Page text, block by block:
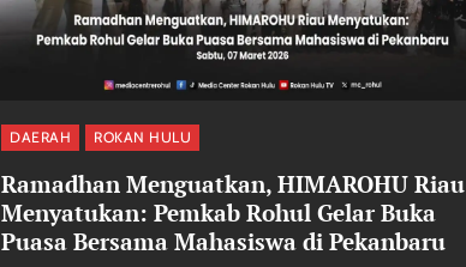
DAERAH ROKAN HULU
Ramadhan Menguatkan, HIMAROHU Riau
Menyatukan: Pemkab Rohul Gelar Buka
Puasa Bersama Mahasiswa di Pekanbaru